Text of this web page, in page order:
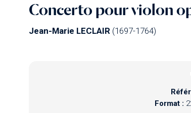
Concerto pour violon
Jean-Marie LECLAIR (1697-1764)
Format :